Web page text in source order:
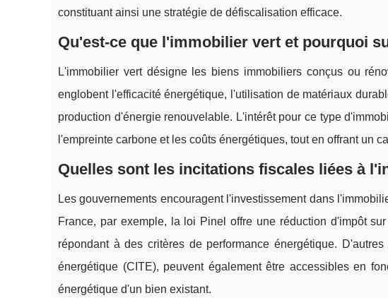
constituant ainsi une stratégie de défiscalisation efficace.
Qu'est-ce que l'immobilier vert et pourquoi
L'immobilier vert désigne les biens immobiliers conçus ou
englobent l'efficacité énergétique, l'utilisation de matériaux
production d'énergie renouvelable. L'intérêt pour ce type
l'empreinte carbone et les coûts énergétiques, tout en offrant un
Quelles sont les incitations fiscales liées à
Les gouvernements encouragent l'investissement dans
France, par exemple, la loi Pinel offre une réduction d'impôt
répondant à des critères de performance énergétique.
énergétique (CITE), peuvent également être accessibles en
énergétique d'un bien existant.